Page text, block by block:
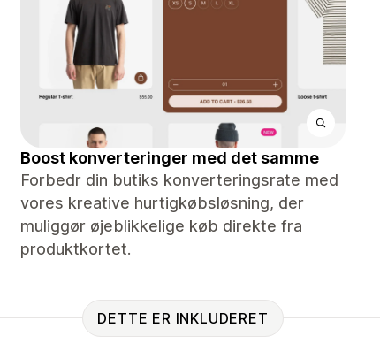
Boost konverteringer med det samme
Forbedr din butiks konverteringsrate med
vores kreative hurtigkøbsløsning, der
muliggør øjeblikkelige køb direkte fra
produktkortet.
DETTE ER INKLUDERET